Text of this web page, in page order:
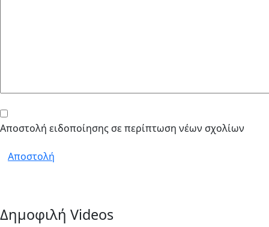
Αποστολή ειδοποίησης σε περίπτωση νέων σχολίων
Αποστολή
Δημοφιλή Videos